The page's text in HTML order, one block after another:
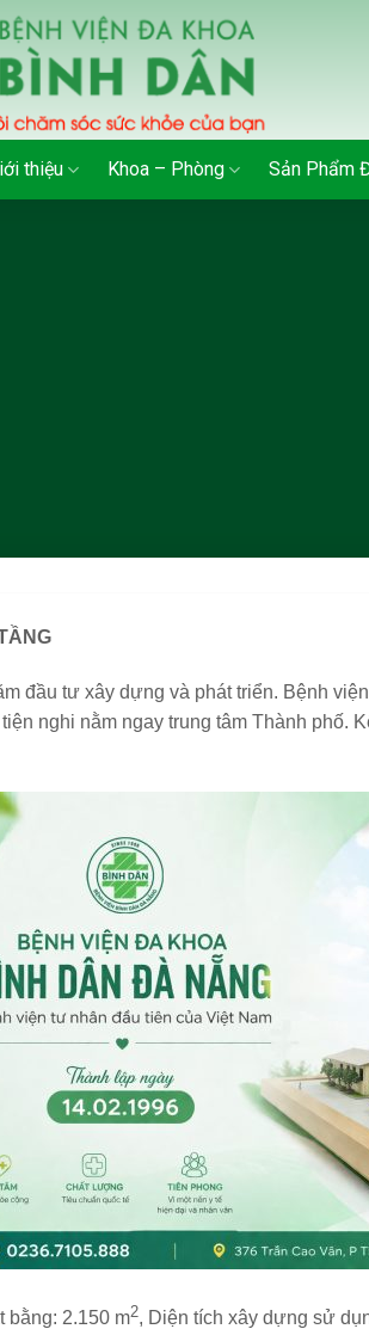
thiệu Khoa – Phòng Sản Phẩm
đầu tư xây dựng và phát triển. Bệnh
nghi nằm ngay trung tâm Thành phố.
bằng: 2.150 m2, Diện tích xây dựng sử